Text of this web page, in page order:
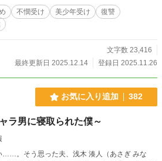
不憫受け 美少年受け
復讐
文字数 23,416
最終更新日 2025.12.14
登録日 2025.11.26
お気に入り追加 382
ラ男に寝取られた僕～
……。そう思った夫、浅木 湊人（あさぎ みな